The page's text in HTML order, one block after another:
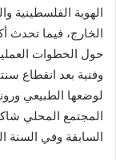
الهوية الفلسطينية
الخارج، فيما تحدث
حول الخطوات
وفنية بعد انقطاع
لوضعها الطبيعي
المجتمع المحلي
السابقة وفي السنة